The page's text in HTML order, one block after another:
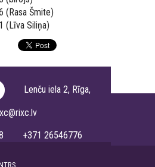
(Rasa Šmite)
(Līva Siliņa)
Lenču iela 2, Rīga,
+371 26546776